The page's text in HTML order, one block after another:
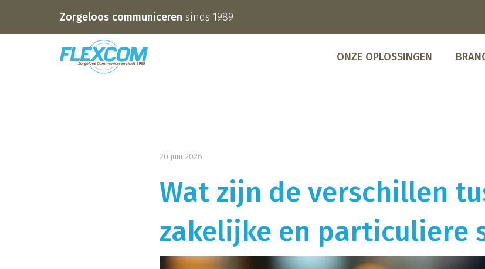
Zorgeloos communiceren sinds 1989
ONZE OPLOSSINGEN
20 juni 2026
Wat zijn de verschillen
zakelijke en particuliere